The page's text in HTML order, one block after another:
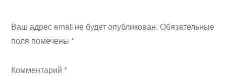
Ваш адрес email не будет опубликован. Обязательные
поля помечены *
Комментарий *